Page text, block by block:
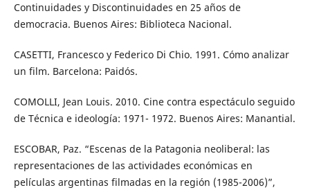
Continuidades y Discontinuidades en 25 años de
democracia. Buenos Aires: Biblioteca Nacional.
CASETTI, Francesco y Federico Di Chio. 1991. Cómo analizar
un film. Barcelona: Paidós.
COMOLLI, Jean Louis. 2010. Cine contra espectáculo seguido
de Técnica e ideología: 1971- 1972. Buenos Aires: Manantial.
ESCOBAR, Paz. “Escenas de la Patagonia neoliberal: las
representaciones de las actividades económicas en
películas argentinas filmadas en la región (1985-2006)”,